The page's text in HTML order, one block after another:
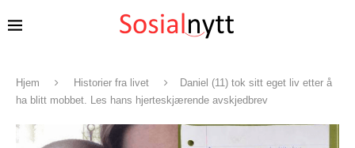
Hjem Historier fra livet
Daniel (11) tok sitt eget liv etter å
ha blitt mobbet. Les hans hjerteskjærende avskjedbrev